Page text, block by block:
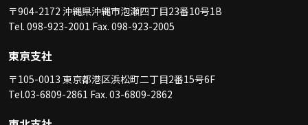
〒904-2172 沖縄県沖縄市泡瀬四丁目23番10号1B
Tel. 098-923-2001 Fax. 098-923-2005
東京支社
〒105-0013 東京都港区浜松町二丁目2番15号6F
Tel.03-6809-2861 Fax. 03-6809-2862